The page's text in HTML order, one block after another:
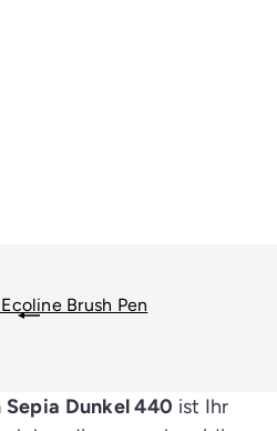
a
u
g
e
Brush Pen
Sepia Dunkel 440 ist Ihr